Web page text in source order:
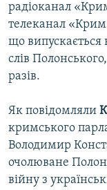
радіоканал
телеканал «Крим
що випускається
слів
разів.
Як повідомляли
кримського
Володимир
очолюване
війну з